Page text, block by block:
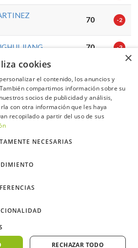
70 -2
JIANG 70 -2
BERNAL 72 PAR
LOPEZ 72
CORDERO
ORTIZ DE
BASELGA
×
cookies
el contenido, los anuncios y
compartimos información sobre su
socios de publicidad y análisis,
con otra información que les haya
recopilado a partir del uso de sus
NECESARIAS
RECHAZAR TODO